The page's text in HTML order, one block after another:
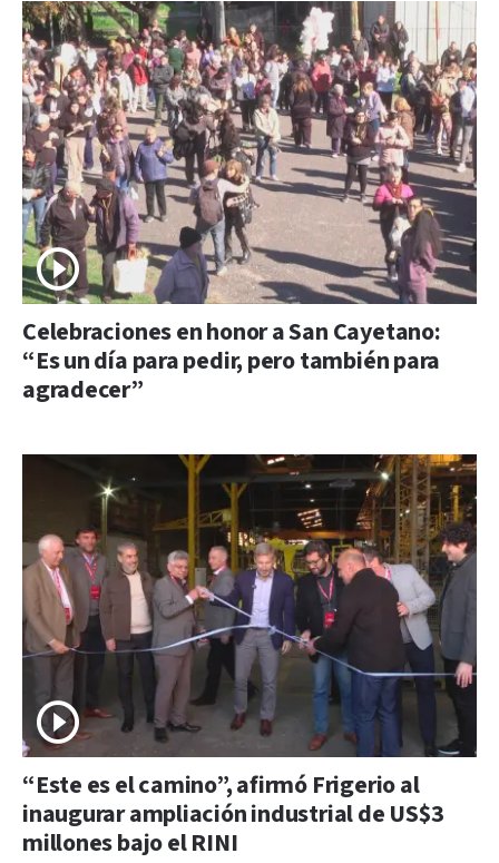
Celebraciones en honor a San Cayetano:
“Es un día para pedir, pero también para
agradecer”
“Este es el camino”, afirmó Frigerio al
inaugurar ampliación industrial de US$3
millones bajo el RINI